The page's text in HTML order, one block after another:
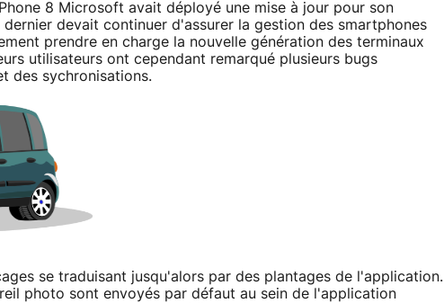
8 Microsoft avait déployé une mise à jour pour son
devait continuer d'assurer la gestion des smartphones
prendre en charge la nouvelle génération des terminaux
utilisateurs ont cependant remarqué plusieurs bugs
des sychronisations.
se traduisant jusqu'alors par des plantages de l'application.
photo sont envoyés par défaut au sein de l'application